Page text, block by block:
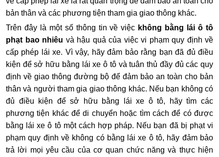
bản thân và các phương tiện tham gia giao thông khác.
Trên đây là một số thông tin về việc không bằng lái ô tô
phạt bao nhiêu và hậu quả của việc vi phạm quy định về
cấp phép lái xe. Vì vậy, hãy đảm bảo rằng bạn đã đủ điều
kiện để sở hữu bằng lái xe ô tô và tuân thủ đầy đủ các quy
định về giao thông đường bộ để đảm bảo an toàn cho bản
thân và người tham gia giao thông khác. Nếu bạn không có
đủ điều kiện để sở hữu bằng lái xe ô tô, hãy tìm các
phương tiện khác để di chuyển hoặc tìm cách để có được
bằng lái xe ô tô một cách hợp pháp. Nếu bạn đã bị phạt vi
phạm quy định về không có bằng lái xe ô tô, hãy đảm bảo
trả lời mọi yêu cầu của cơ quan chức năng và thực hiện